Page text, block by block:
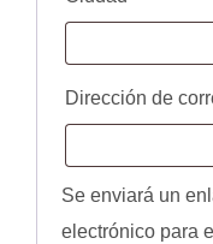
Dirección de
Se enviará un
electrónico para